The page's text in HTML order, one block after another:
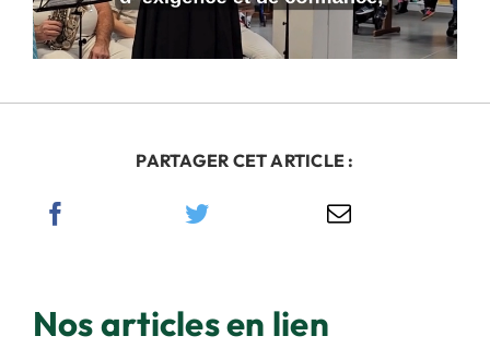
PARTAGER CET ARTICLE :
Nos articles en lien